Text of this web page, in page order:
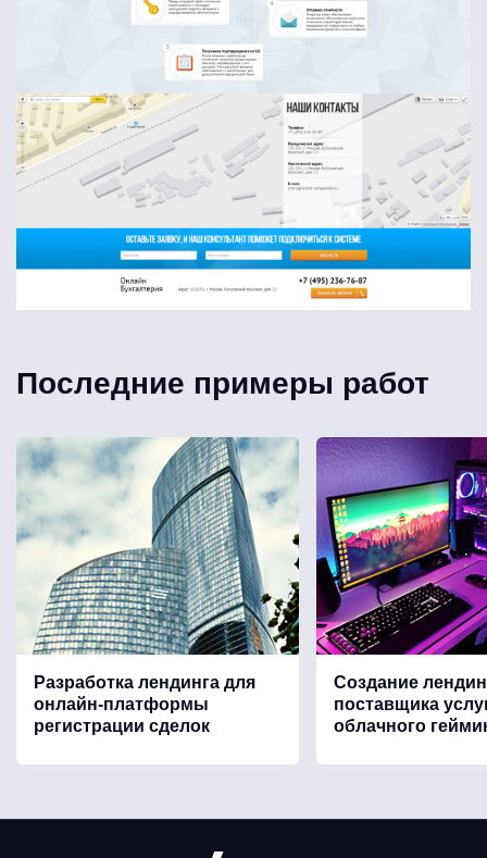
Последние примеры работ
Разработка лендинга для
онлайн-платформы
регистрации сделок
Создание
поставщика
облачного